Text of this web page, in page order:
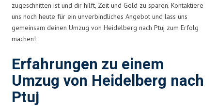
zugeschnitten ist und dir hilft, Zeit und Geld zu sparen. Kontaktiere
uns noch heute für ein unverbindliches Angebot und lass uns
gemeinsam deinen Umzug von Heidelberg nach Ptuj zum Erfolg
machen!
Erfahrungen zu einem
Umzug von Heidelberg nach
Ptuj